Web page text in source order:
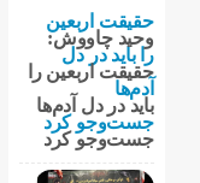
وحید چاووش:
حقیقت اربعین را
باید در دل آدم‌ها
جست‌وجو کرد